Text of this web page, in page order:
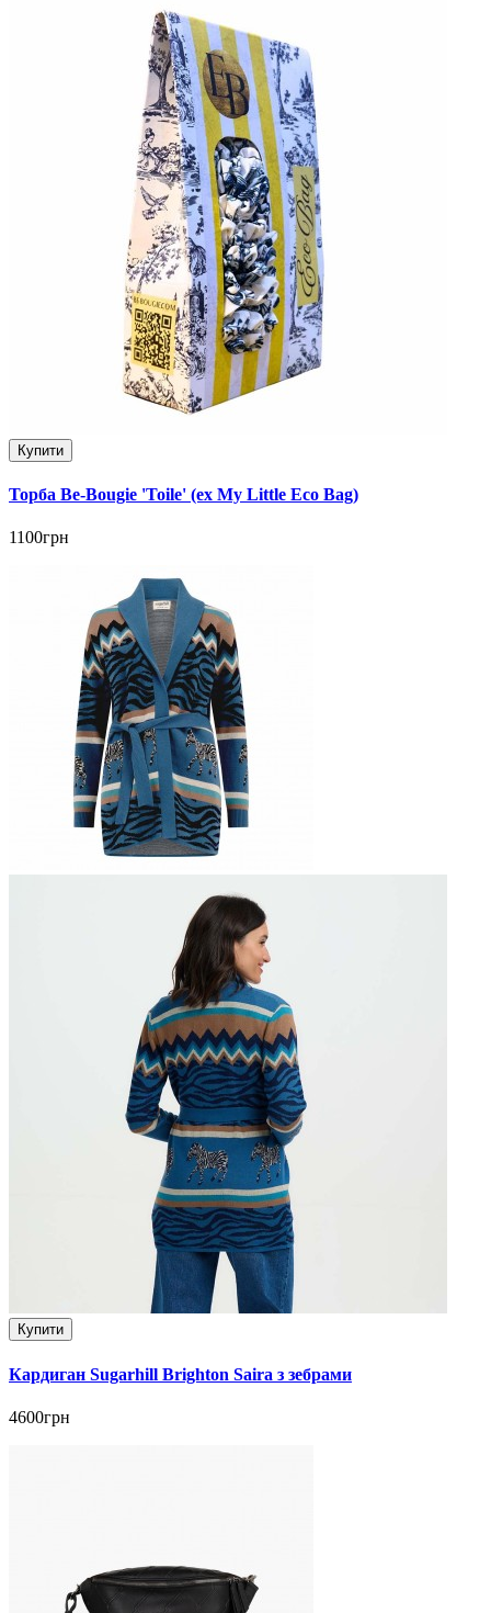
Купити
Торба Be-Bougie 'Toile' (ex My Little Eco Bag)
1100грн
Купити
Кардиган Sugarhill Brighton Saira з зебрами
4600грн